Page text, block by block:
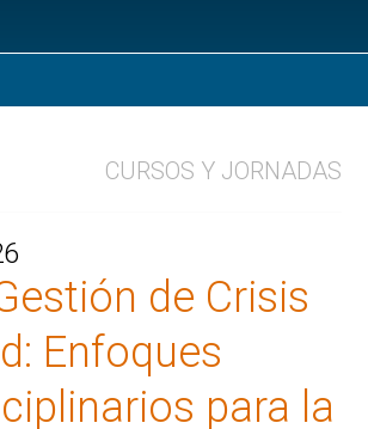
CURSOS Y JORNADAS
de Crisis
Enfoques
para la